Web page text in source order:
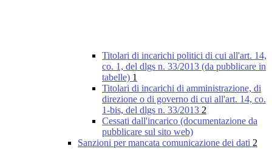
Titolari di incarichi politici di cui all'art. 14,
co. 1, del dlgs n. 33/2013 (da pubblicare in
tabelle) 1
Titolari di incarichi di amministrazione, di
direzione o di governo di cui all'art. 14, co.
1-bis, del dlgs n. 33/2013 2
Cessati dall'incarico (documentazione da
pubblicare sul sito web)
Sanzioni per mancata comunicazione dei dati 2